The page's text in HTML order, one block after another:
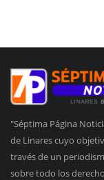
"Séptima Página
de Linares cuyo
través de un
sobre todo los